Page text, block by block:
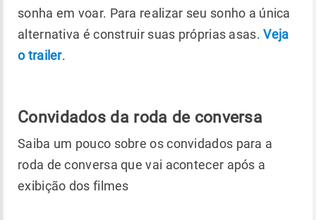
sonha em voar. Para realizar seu sonho a única
alternativa é construir suas próprias asas.Veja
o trailer.
Convidados da roda de conversa
Saiba um pouco sobre os convidados para a
roda de conversa que vai acontecer após a
exibição dos filmes